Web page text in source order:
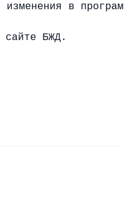
в
сайте БЖД.
1